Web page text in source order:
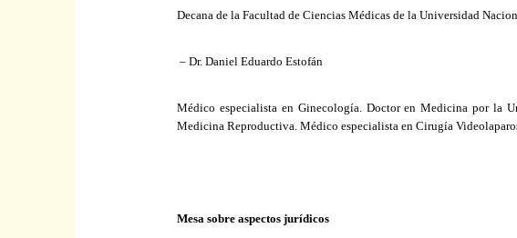
Decana dela Facultad de Ciencias Médicas dela Universidad
– Dr. Daniel Eduardo Estofán
Médico especialista en Ginecología. Doctor en Medicina por la
Medicina Reproductiva. Médico especialista en Cirugía
Mesa sobre aspectos jurídicos